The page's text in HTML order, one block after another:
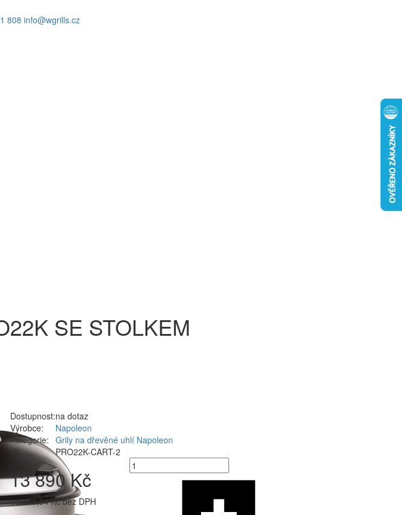
808 info@wgrills.cz
SE STOLKEM
Dostupnost:na dotaz
Výrobce:
Napoleon
Kategorie: Grily na dřevěné uhlí Napoleon
ID:
PRO22K-CART-2
13 890 Kč
11 479,34 Kč bez DPH